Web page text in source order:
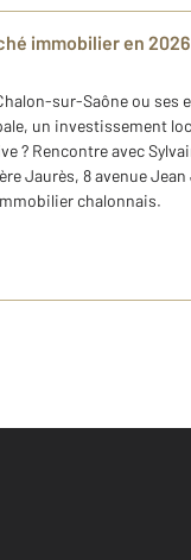
immobilier en
sur-Saône ou ses
un investissement
? Rencontre avec
Jaurès, 8 avenue
chalonnais.